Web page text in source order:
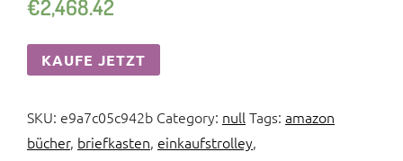
€2,468.42
KAUFE JETZT
SKU: e9a7c05c942b Category: nullTags: amazon
bücher, briefkasten, einkaufstrolley,